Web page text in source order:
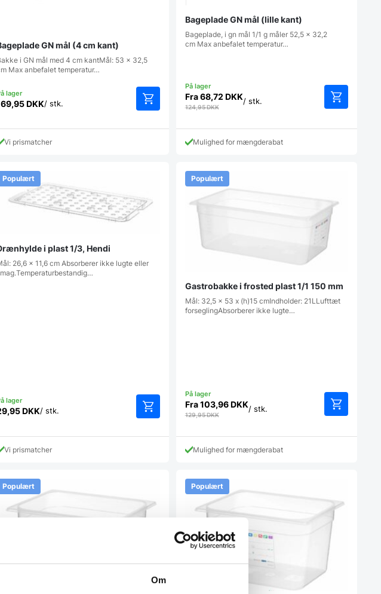
Om
GN mål (4 cm kant)
i GN mål med 4 cm kantMål: 53 x 32,5
Max anbefalet temperatur…
DKK/ stk.
Vi prismatcher
Bageplade GN mål (lille kant)
Bageplade, i gn mål 1/1 g måler 52,5 x 32,2
cm Max anbefalet temperatur…
Fra68,72 DKK
124,95DKK
/ stk.
Mulighed for mængderabat
Populært
i plast 1/3, Hendi
26,6 x 11,6 cm Absorberer ikke lugte eller
DKK/ stk.
Vi prismatcher
Populært
Gastrobakke i frosted plast 1/1 150 mm
Mål: 32,5 x 53 x (h)15 cmIndholder: 21LLufttæt
forseglingAbsorberer ikke lugte…
Fra103,96DKK
129,95DKK
/ stk.
Mulighed for mængderabat
Populært Populært